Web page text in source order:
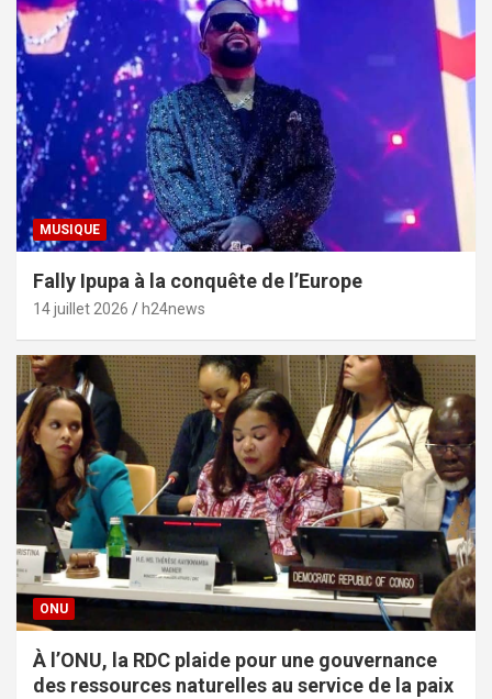
MUSIQUE
Fally Ipupa à la conquête de l’Europe
14 juillet 2026 h24news
ONU
À l’ONU, la RDC plaide pour une gouvernance
des ressources naturelles au service de la paix